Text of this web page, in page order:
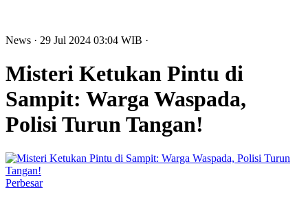
News · 29 Jul 2024 03:04 WIB ·
Misteri Ketukan Pintu di
Sampit: Warga Waspada,
Polisi Turun Tangan!
Perbesar